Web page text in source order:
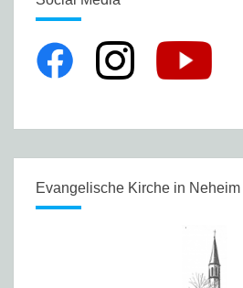
Evangelische Kirche in Neheim